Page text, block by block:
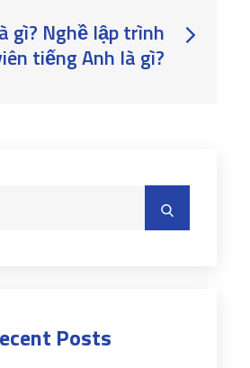
gì? Nghề lập trình
tiếng Anh là gì?
Posts